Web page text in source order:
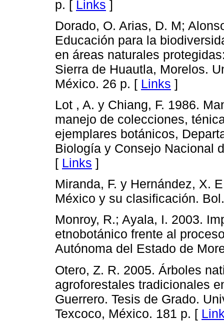
p. [ Links ]
Dorado, O. Arias, D. M;
Educación para la
en áreas naturales
Sierra de Huautla, Morelos.
México. 26 p. [ Links ]
Lot , A. y Chiang, F. 1986.
manejo de colecciones,
ejemplares botánicos,
Biología y Consejo Nacional
[ Links ]
Miranda, F. y Hernández, X.
México y su clasificación.
Monroy, R.; Ayala, I. 2003.
etnobotánico frente al
Autónoma del Estado de
Otero, Z. R. 2005. Árboles
agroforestales tradicionales
Guerrero. Tesis de Grado.
Texcoco, México. 181 p. [